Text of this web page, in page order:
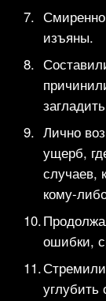
изъяны.
Лично
ущерб,
случаев,
кому-
ошибки,
углубить